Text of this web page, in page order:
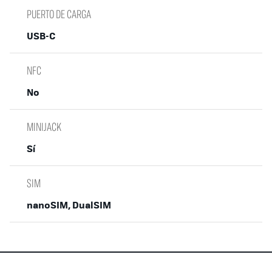
PUERTO DE CARGA
USB-C
NFC
No
MINIJACK
Sí
SIM
nanoSIM, DualSIM